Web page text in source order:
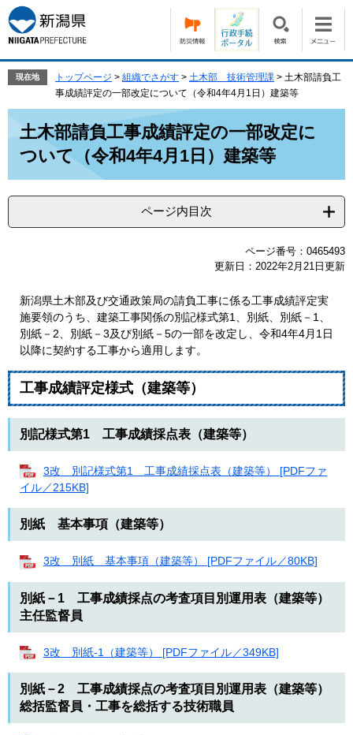
ー
ジ
の
で
ニ
ュ
ー
ば
現在地 トップページ > 組織でさがす > 土木部 技術管理課 > 土木部請負工
事成績評定の一部改定について（令和4年4月1日）建築等
土木部請負工事成績評定の一部改定に
ついて（令和4年4月1日）建築等
ページ内目次
ページ番号：0465493
更新日：2022年2月21日更新
新潟県土木部及び交通政策局の請負工事に係る工事成績評定実
施要領のうち、建築工事関係の別記様式第1、別紙、別紙－1、
別紙－2、別紙－3及び別紙－5の一部を改定し、令和4年4月1日
以降に契約する工事から適用します。
工事成績評定様式（建築等）
別記様式第1 工事成績採点表（建築等）
3改 別記様式第1 工事成績採点表（建築等） [PDFファ
イル／215KB]
別紙 基本事項（建築等）
3改 別紙 基本事項（建築等） [PDFファイル／80KB]
別紙－1 工事成績採点の考査項目別運用表（建築等）
主任監督員
3改 別紙-1（建築等） [PDFファイル／349KB]
別紙－2 工事成績採点の考査項目別運用表（建築等）
総括監督員・工事を総括する技術職員